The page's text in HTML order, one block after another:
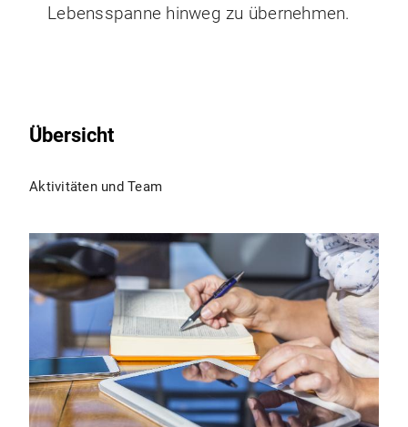
Lebensspanne hinweg zu übernehmen.
Übersicht
Aktivitäten und Team